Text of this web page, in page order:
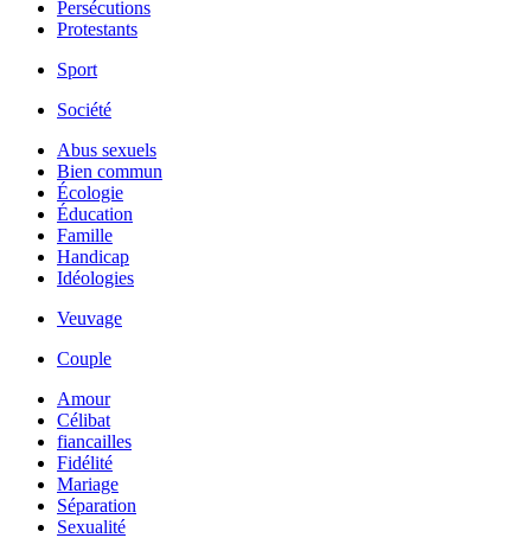
Persécutions
Protestants
Sport
Société
Abus sexuels
Bien commun
Écologie
Éducation
Famille
Handicap
Idéologies
Veuvage
Couple
Amour
Célibat
fiancailles
Fidélité
Mariage
Séparation
Sexualité